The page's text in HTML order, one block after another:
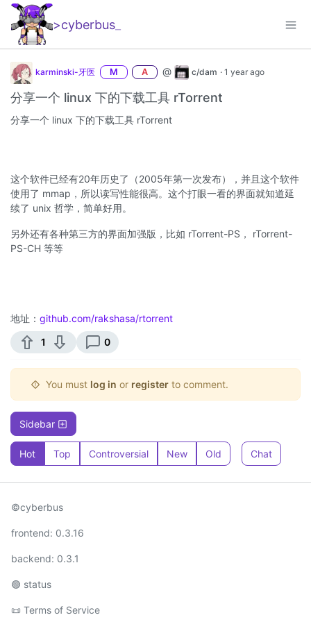
>cyberbus
karminski-牙医 M A @ c/dam · 1 year ago
分享一个 linux 下的下载工具 rTorrent
分享一个 linux 下的下载工具 rTorrent
这个软件已经有20年历史了（2005年第一次发布），并且这个软件
使用了 mmap，所以读写性能很高。这个打眼一看的界面就知道延
续了 unix 哲学，简单好用。
另外还有各种第三方的界面加强版，比如 rTorrent-PS， rTorrent-
PS-CH 等等
地址： github.com/rakshasa/rtorrent
1
0
You must log in or register to comment.
Sidebar
Hot Top Controversial New Old Chat
©cyberbus
frontend: 0.3.16
backend: 0.3.1
🟢 status
📜 Terms of Service